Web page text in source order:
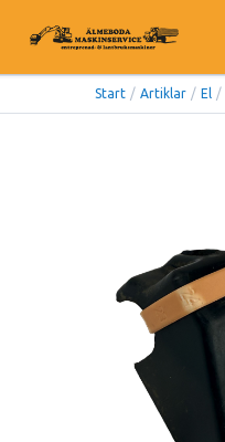
Start / Artiklar / El /